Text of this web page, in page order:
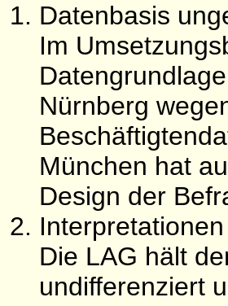
Datenbasis
Im
Nürnberg
München hat
Design der
Die LAG hält
undifferenziert